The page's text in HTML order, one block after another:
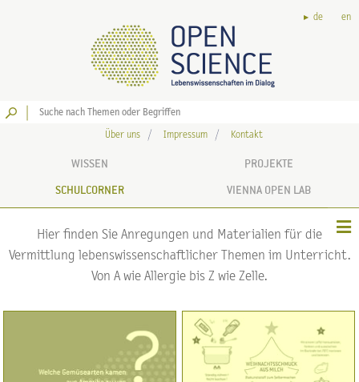
de en
Über uns Impressum Kontakt
WISSEN PROJEKTE
SCHULCORNER VIENNA OPEN LAB
Hier finden Sie Anregungen und Materialien für die
Vermittlung lebenswissenschaftlicher Themen im Unterricht.
Von A wie Allergie bis Z wie Zelle.